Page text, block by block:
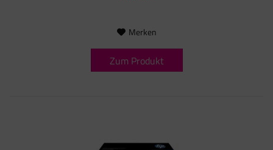
Merken
Zum Produkt